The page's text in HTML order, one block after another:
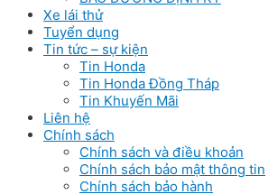
Xe lái thử
Tuyển dụng
Tin tức – sự kiện
Tin Honda
Tin Honda Đồng Tháp
Tin Khuyến Mãi
Liên hệ
Chính sách
Chính sách và điều khoản
Chính sách bảo mật thông tin
Chính sách bảo hành